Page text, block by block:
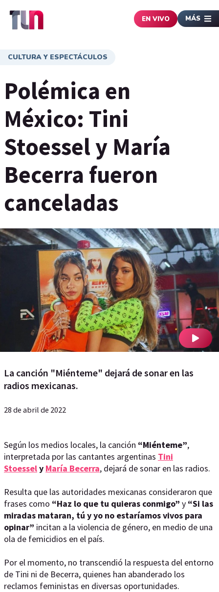
EN VIVO MÁS
CULTURA Y ESPECTÁCULOS
Polémica en
México: Tini
Stoessel y María
Becerra fueron
canceladas
La canción "Miénteme" dejará de sonar en las
radios mexicanas.
28 de abril de 2022
Según los medios locales, la canción “Miénteme”,
interpretada por las cantantes argentinas Tini
Stoessely María Becerra, dejará de sonar en las radios.
Resulta que las autoridades mexicanas consideraron que
frases como “Haz lo que tu quieras conmigo” y “Si las
miradas mataran, tú y yo no estaríamos vivos para
opinar” incitan a la violencia de género, en medio de una
ola de femicidios en el país.
Por el momento, no transcendió la respuesta del entorno
de Tini ni de Becerra, quienes han abanderado los
reclamos feministas en diversas oportunidades.